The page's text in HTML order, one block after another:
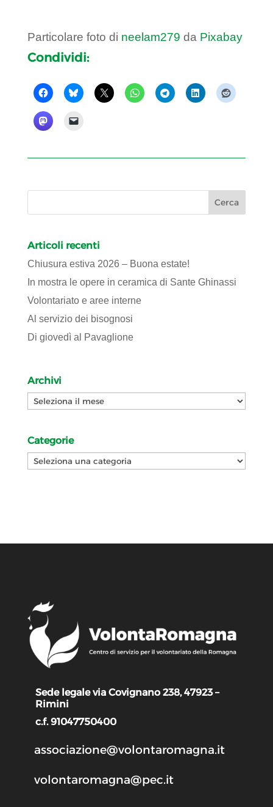
Particolare foto di neelam279 da Pixabay
Condividi:
Articoli recenti
Chiusura estiva 2026 – Buona estate!
In mostra le opere in ceramica di Sante Ghinassi
Volontariato e aree interne
Al servizio dei bisognosi
Di giovedì al Pavaglione
Archivi
Archivi
Categorie
Categorie
Sede legale via Covignano 238, 47923 –
Rimini
c.f. 91047750400
associazione@volontaromagna.it
volontaromagna@pec.it